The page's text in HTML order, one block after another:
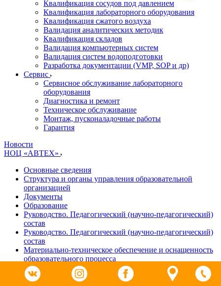
Квалификация сосудов под давлением
Квалификация лабораторного оборудования
Квалификация сжатого воздуха
Валидация аналитических методик
Квалификация складов
Валидация компьютерных систем
Валидация систем водоподготовки
Разработка документации (VMP, SOP и др)
Cервис
Сервисное обслуживание лабораторного
оборудования
Диагностика и ремонт
Техническое обслуживание
Монтаж, пусконаладочные работы
Гарантия
Новости
НОЦ «АВТЕХ»
Основные сведения
Структура и органы управления образовательной
организацией
Документы
Образование
Руководство. Педагогический (научно-педагогический)
состав
Руководство. Педагогический (научно-педагогический)
состав
Материально-техническое обеспечение и оснащенность
образовательного процесса
Доступная среда
Платные образовательные услуги